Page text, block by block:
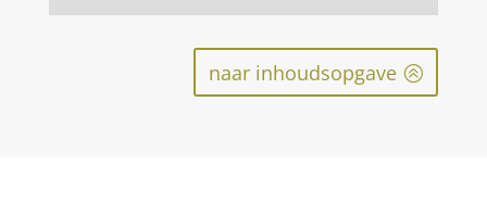
naar inhoudsopgave